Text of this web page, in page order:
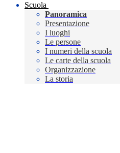
Scuola
Panoramica
Presentazione
I luoghi
Le persone
I numeri della scuola
Le carte della scuola
Organizzazione
La storia